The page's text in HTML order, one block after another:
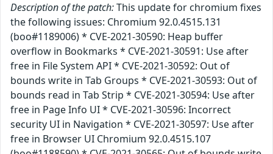
Description of the patch:This update for chromium fixes
the following issues: Chromium 92.0.4515.131
(boo#1189006) * CVE-2021-30590: Heap buffer
overflow in Bookmarks * CVE-2021-30591: Use after
free in File System API * CVE-2021-30592: Out of
bounds write in Tab Groups * CVE-2021-30593: Out of
bounds read in Tab Strip * CVE-2021-30594: Use after
free in Page Info UI * CVE-2021-30596: Incorrect
security UI in Navigation * CVE-2021-30597: Use after
free in Browser UI Chromium 92.0.4515.107